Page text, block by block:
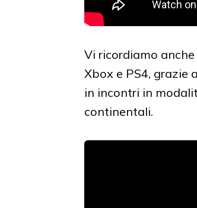
Vi ricordiamo
Xbox e PS4, grazie
in incontri in
continentali.